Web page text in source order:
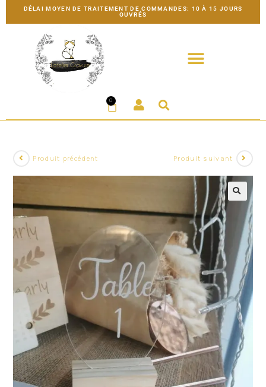
DÉLAI MOYEN DE TRAITEMENT DE COMMANDES: 10 À 15 JOURS
OUVRÉS
0
Produit précédent Produit suivant